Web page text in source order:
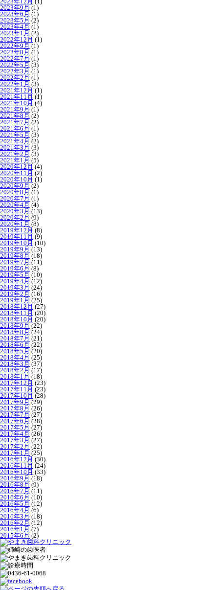
2023年9月 (1)
2023年6月 (1)
2023年5月 (2)
2023年4月 (1)
2023年1月 (2)
2022年12月 (1)
2022年9月 (1)
2022年8月 (1)
2022年7月 (1)
2022年5月 (3)
2022年3月 (1)
2022年2月 (1)
2022年1月 (3)
2021年12月 (1)
2021年11月 (1)
2021年10月 (4)
2021年9月 (1)
2021年8月 (2)
2021年7月 (2)
2021年6月 (1)
2021年5月 (3)
2021年4月 (2)
2021年3月 (3)
2021年2月 (3)
2021年1月 (5)
2020年12月 (4)
2020年11月 (2)
2020年10月 (1)
2020年9月 (2)
2020年8月 (1)
2020年7月 (1)
2020年4月 (4)
2020年3月 (13)
2020年2月 (9)
2020年1月 (8)
2019年12月 (8)
2019年11月 (9)
2019年10月 (10)
2019年9月 (13)
2019年8月 (18)
2019年7月 (11)
2019年6月 (8)
2019年5月 (10)
2019年4月 (12)
2019年3月 (24)
2019年2月 (16)
2019年1月 (25)
2018年12月 (27)
2018年11月 (20)
2018年10月 (20)
2018年9月 (22)
2018年8月 (24)
2018年7月 (21)
2018年6月 (22)
2018年5月 (20)
2018年4月 (25)
2018年3月 (37)
2018年2月 (17)
2018年1月 (18)
2017年12月 (23)
2017年11月 (23)
2017年10月 (28)
2017年9月 (29)
2017年8月 (26)
2017年7月 (27)
2017年6月 (28)
2017年5月 (27)
2017年4月 (26)
2017年3月 (27)
2017年2月 (22)
2017年1月 (25)
2016年12月 (30)
2016年11月 (24)
2016年10月 (33)
2016年9月 (18)
2016年8月 (9)
2016年7月 (11)
2016年6月 (10)
2016年5月 (12)
2016年4月 (6)
2016年3月 (18)
2016年2月 (12)
2016年1月 (7)
2015年6月 (2)